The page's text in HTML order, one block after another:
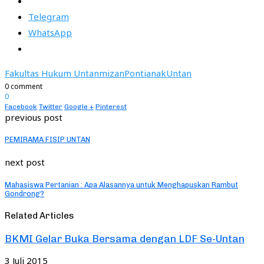
Telegram
WhatsApp
Fakultas Hukum UntanmizanPontianakUntan
0 comment
0
Facebook Twitter Google + Pinterest
previous post
PEMIRAMA FISIP UNTAN
next post
Mahasiswa Pertanian : Apa Alasannya untuk Menghapuskan Rambut
Gondrong?
Related Articles
BKMI Gelar Buka Bersama dengan LDF Se-Untan
3 Juli 2015